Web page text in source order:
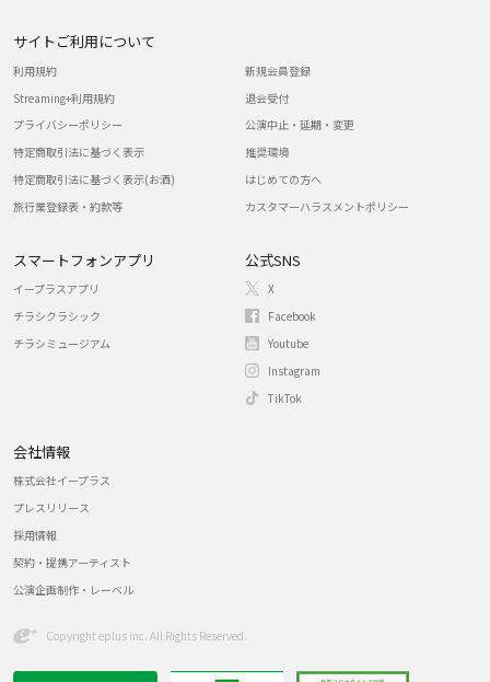
サイトご利用について
利用規約
Streaming+利用規約
プライバシーポリシー
特定商取引法に基づく表示
特定商取引法に基づく表示(お酒)
旅行業登録表・約款等
新規会員登録
退会受付
公演中止・延期・変更
推奨環境
はじめての方へ
カスタマーハラスメントポリシー
スマートフォンアプリ
イープラスアプリ
チラシクラシック
チラシミュージアム
公式SNS
X
Facebook
Youtube
Instagram
TikTok
会社情報
株式会社イープラス
プレスリリース
採用情報
契約・提携アーティスト
公演企画制作・レーベル
Copyright eplus inc. All Rights Reserved.